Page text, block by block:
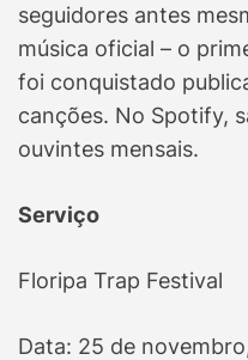
seguidores antes
música oficial – o
foi conquistado
canções. No Spotify,
ouvintes mensais.
Serviço
Floripa Trap Festival
Data: 25 de